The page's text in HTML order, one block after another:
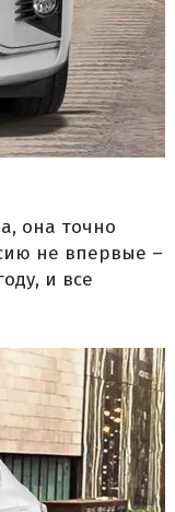
она точно
не впервые –
и все